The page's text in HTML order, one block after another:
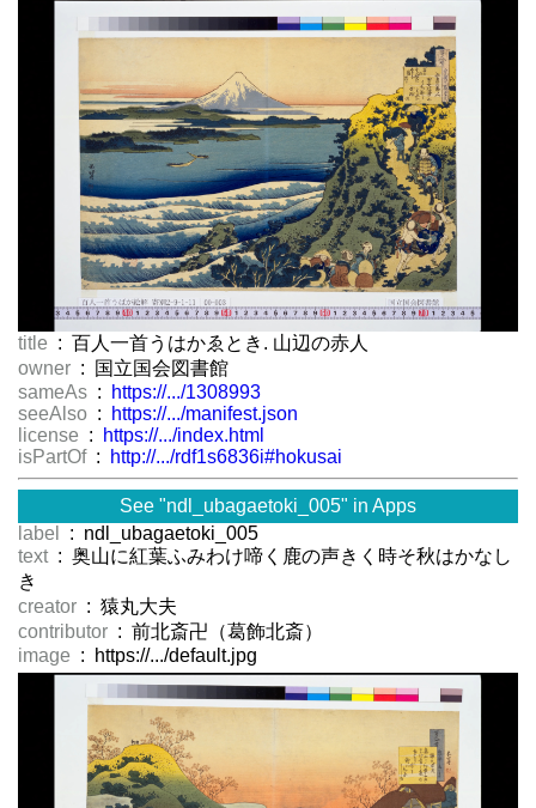
title : 百人一首うはかゑとき. 山辺の赤人
owner : 国立国会図書館
sameAs :
https://.../1308993
seeAlso :
https://.../manifest.json
license :
https://.../index.html
isPartOf : http://.../rdf1s6836i#hokusai
See "ndl_ubagaetoki_005" in Apps
label
: ndl_ubagaetoki_005
text : 奥山に紅葉ふみわけ啼く鹿の声きく時そ秋はかなし
き
creator : 猿丸大夫
contributor : 前北斎卍（葛飾北斎）
image : https://.../default.jpg